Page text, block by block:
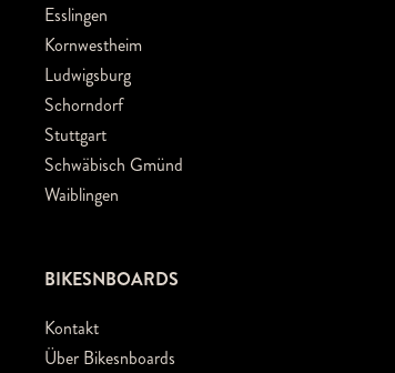
Esslingen
Kornwestheim
Ludwigsburg
Schorndorf
Stuttgart
Schwäbisch Gmünd
Waiblingen
BIKESNBOARDS
Kontakt
Über Bikesnboards